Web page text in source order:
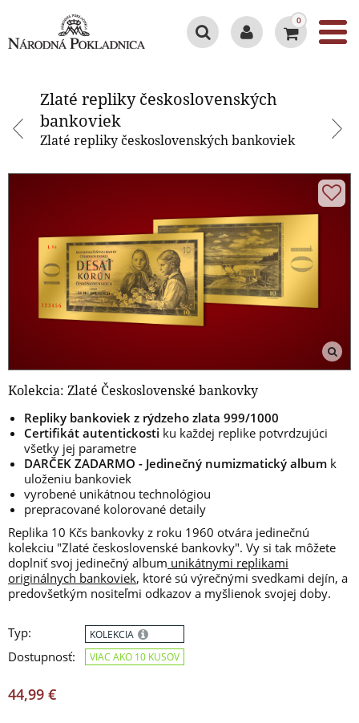
0
Zlaté repliky československých
bankoviek
Zlaté repliky československých bankoviek
Kolekcia: Zlaté Československé bankovky
Repliky bankoviek z rýdzeho zlata 999/1000
Certifikát autentickosti ku každej replike potvrdzujúci
všetky jej parametre
DARČEK ZADARMO - Jedinečný numizmatický album k
uloženiu bankoviek
vyrobené unikátnou technológiou
prepracované kolorované detaily
Replika 10 Kčs bankovky z roku 1960 otvára jedinečnú
kolekciu "Zlaté československé bankovky". Vy si tak môžete
doplniť svoj jedinečný album unikátnymi replikami
originálnych bankoviek, ktoré sú výrečnými svedkami dejín, a
predovšetkým nositeľmi odkazov a myšlienok svojej doby.
Typ:
Dostupnosť:
KOLEKCIA
VIAC AKO 10 KUSOV
44,99 €
Zlaté repliky československých